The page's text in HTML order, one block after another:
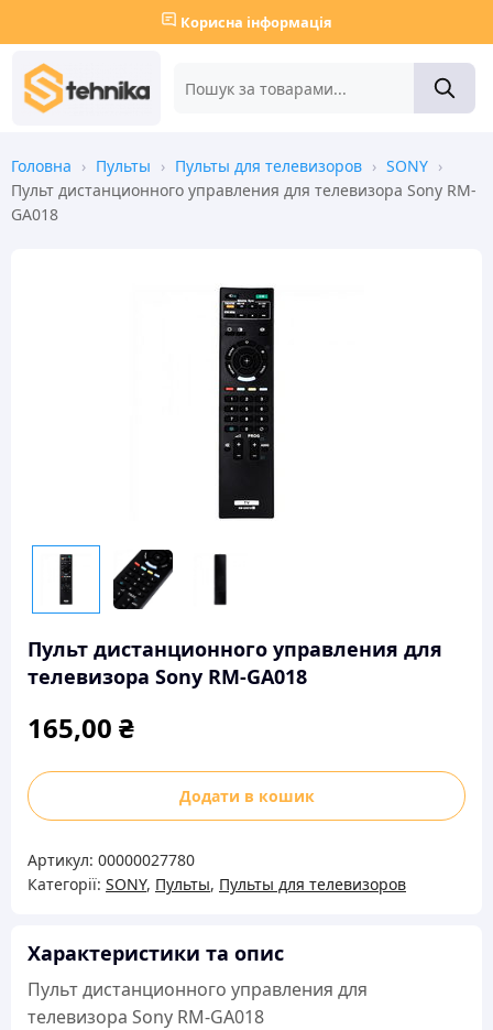
Корисна інформація
Головна › Пульты › Пульты для телевизоров › SONY ›
Пульт дистанционного управления для телевизора Sony RM-
GA018
Пульт дистанционного управления для
телевизора Sony RM-GA018
165,00 ₴
Пульт
дистанционного
для
телевизора
RM-
кількість
Додати в кошик
Артикул: 00000027780
Категорії: SONY, Пульты, Пульты для телевизоров
Характеристики та опис
Пульт дистанционного управления для
телевизора Sony RM-GA018